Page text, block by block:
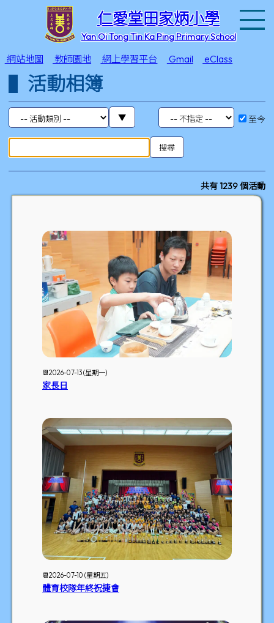
仁愛堂田家炳小學
Yan Oi Tong Tin Ka Ping Primary School
網站地圖 教師園地 網上學習平台 Gmail eClass
活動相簿
至今
共有 1239 個活動
📆2026-07-13 (星期一)
家長日
📆2026-07-10 (星期五)
體育校隊年終祝捷會